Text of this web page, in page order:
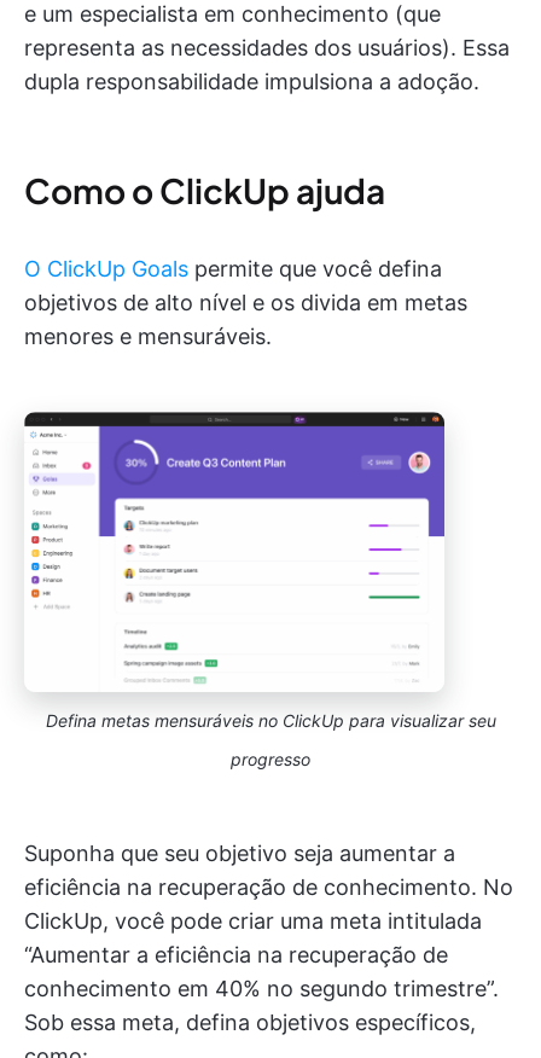
e um especialista em conhecimento (que
representa as necessidades dos usuários). Essa
dupla responsabilidade impulsiona a adoção.
Como o ClickUp ajuda
O ClickUp Goals permite que você defina
objetivos de alto nível e os divida em metas
menores e mensuráveis.
Defina metas mensuráveis no ClickUp para visualizar seu
progresso
Suponha que seu objetivo seja aumentar a
eficiência na recuperação de conhecimento. No
ClickUp, você pode criar uma meta intitulada
“Aumentar a eficiência na recuperação de
conhecimento em 40% no segundo trimestre”.
Sob essa meta, defina objetivos específicos,